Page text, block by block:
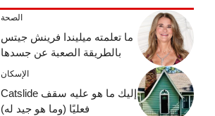
الصحة
ما تعلمته ميليندا فرينش جيتس
بالطريقة الصعبة عن جسدها
الإسكان
إليك ما هو عليه سقف Catslide
فعليًا (وما هو جيد له)